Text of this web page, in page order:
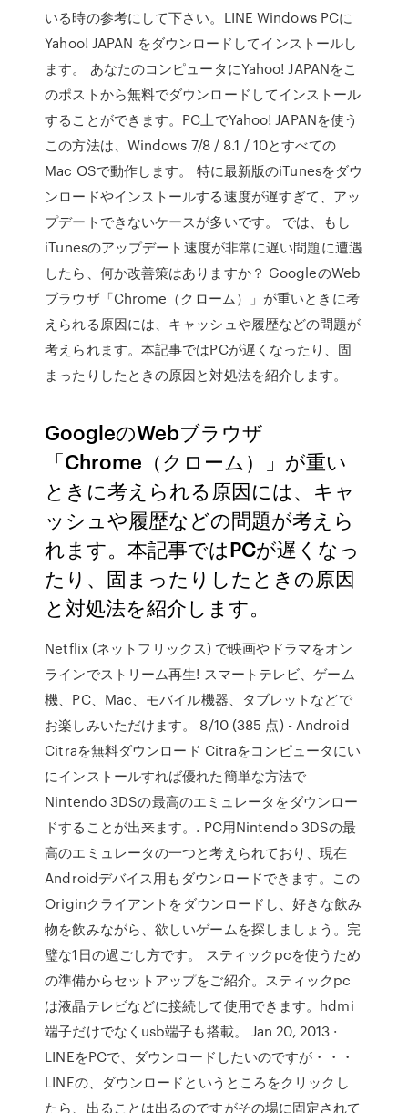
いる時の参考にして下さい。LINE Windows PCに
Yahoo! JAPAN をダウンロードしてインストールし
ます。 あなたのコンピュータにYahoo! JAPANをこ
のポストから無料でダウンロードしてインストール
することができます。PC上でYahoo! JAPANを使う
この方法は、Windows 7/8 / 8.1 / 10とすべての
Mac OSで動作します。 特に最新版のiTunesをダウ
ンロードやインストールする速度が遅すぎて、アッ
プデートできないケースが多いです。 では、もし
iTunesのアップデート速度が非常に遅い問題に遭遇
したら、何か改善策はありますか？ GoogleのWeb
ブラウザ「Chrome（クローム）」が重いときに考
えられる原因には、キャッシュや履歴などの問題が
考えられます。本記事ではPCが遅くなったり、固
まったりしたときの原因と対処法を紹介します。
GoogleのWebブラウザ
「Chrome（クローム）」が重い
ときに考えられる原因には、キャ
ッシュや履歴などの問題が考えら
れます。本記事ではPCが遅くなっ
たり、固まったりしたときの原因
と対処法を紹介します。
Netflix (ネットフリックス) で映画やドラマをオン
ラインでストリーム再生! スマートテレビ、ゲーム
機、PC、Mac、モバイル機器、タブレットなどで
お楽しみいただけます。 8/10 (385 点) - Android
Citraを無料ダウンロード Citraをコンピュータにい
にインストールすれば優れた簡単な方法で
Nintendo 3DSの最高のエミュレータをダウンロー
ドすることが出来ます。. PC用Nintendo 3DSの最
高のエミュレータの一つと考えられており、現在
Androidデバイス用もダウンロードできます。この
Originクライアントをダウンロードし、好きな飲み
物を飲みながら、欲しいゲームを探しましょう。完
璧な1日の過ごし方です。 スティックpcを使うため
の準備からセットアップをご紹介。スティックpc
は液晶テレビなどに接続して使用できます。hdmi
端子だけでなくusb端子も搭載。 Jan 20, 2013 ·
LINEをPCで、ダウンロードしたいのですが・・・
LINEの、ダウンロードというところをクリックし
たら、出ることは出るのですがその場に固定されて